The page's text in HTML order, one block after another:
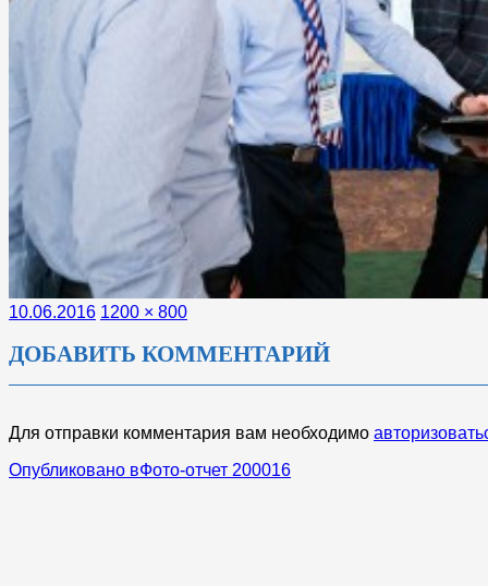
Опубликовано
10.06.2016 Полный
1200 × 800
ДОБАВИТЬ КОММЕНТАРИЙ
Для отправки комментария вам необходимо
НАВИГАЦИЯ
Опубликовано вФото-отчет 200016